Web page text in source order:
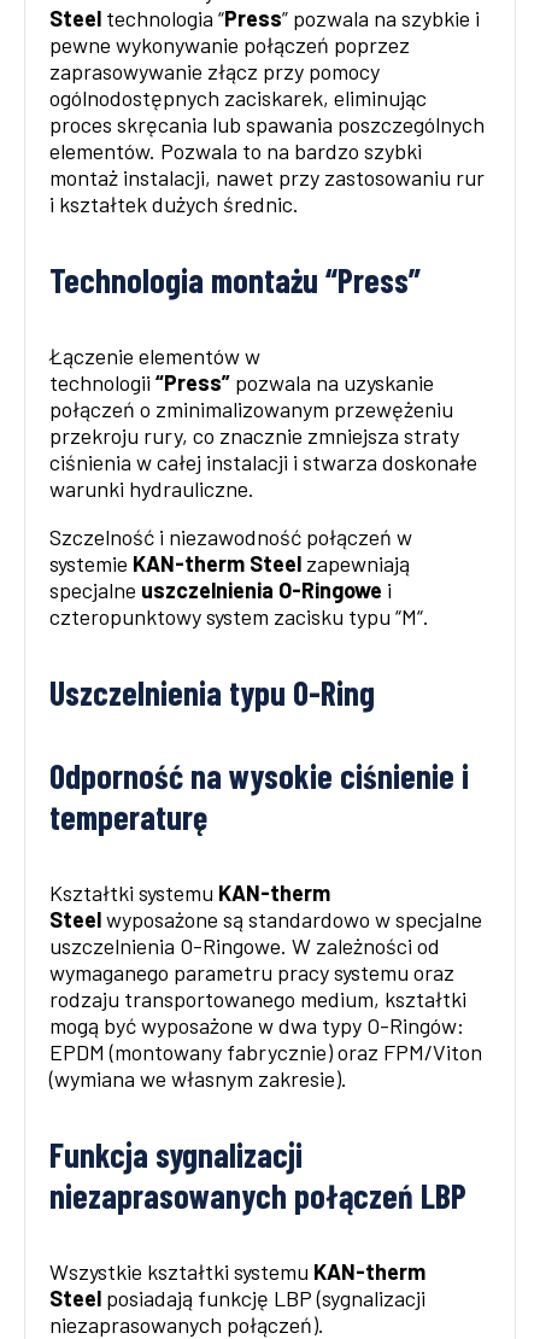
Steel technologia “Press” pozwala na szybkie i
pewne wykonywanie połączeń poprzez
zaprasowywanie złącz przy pomocy
ogólnodostępnych zaciskarek, eliminując
proces skręcania lub spawania poszczególnych
elementów. Pozwala to na bardzo szybki
montaż instalacji, nawet przy zastosowaniu rur
i kształtek dużych średnic.
Technologia montażu “Press”
Łączenie elementów w
technologii “Press” pozwala na uzyskanie
połączeń o zminimalizowanym przewężeniu
przekroju rury, co znacznie zmniejsza straty
ciśnienia w całej instalacji i stwarza doskonałe
warunki hydrauliczne.
Szczelność i niezawodność połączeń w
systemie KAN-therm Steel zapewniają
specjalne uszczelnienia O-Ringowe i
czteropunktowy system zacisku typu “M“.
Uszczelnienia typu O-Ring
Odporność na wysokie ciśnienie i
temperaturę
Kształtki systemu KAN-therm
Steelwyposażone są standardowo w specjalne
uszczelnienia O-Ringowe. W zależności od
wymaganego parametru pracy systemu oraz
rodzaju transportowanego medium, kształtki
mogą być wyposażone w dwa typy O-Ringów:
EPDM (montowany fabrycznie) oraz FPM/Viton
(wymiana we własnym zakresie).
Funkcja sygnalizacji
niezaprasowanych połączeń LBP
Wszystkie kształtki systemu KAN-therm
Steel posiadają funkcję LBP (sygnalizacji
niezaprasowanych połączeń).